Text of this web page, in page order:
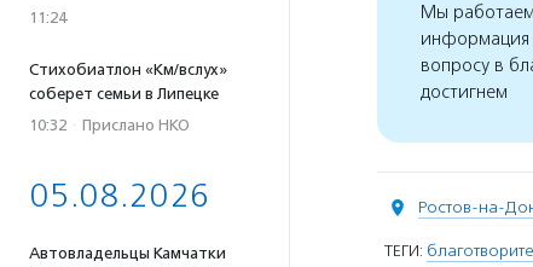
11:24
Стихобиатлон «Км/вслух»
соберет семьи в Липецке
10:32 · Прислано НКО
05.08.2026
Автовладельцы Камчатки
Мы
информация
вопросу в
достигнем
Ростов-на-
ТЕГИ: